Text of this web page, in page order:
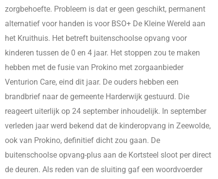
zorgbehoefte. Probleem is dat er geen geschikt, permanent
alternatief voor handen is voor BSO+ De Kleine Wereld aan
het Kruithuis. Het betreft buitenschoolse opvang voor
kinderen tussen de 0 en 4 jaar. Het stoppen zou te maken
hebben met de fusie van Prokino met zorgaanbieder
Venturion Care, eind dit jaar. De ouders hebben een
brandbrief naar de gemeente Harderwijk gestuurd. Die
reageert uiterlijk op 24 september inhoudelijk. In september
verleden jaar werd bekend dat de kinderopvang in Zeewolde,
ook van Prokino, definitief dicht zou gaan. De
buitenschoolse opvang-plus aan de Kortsteel sloot per direct
de deuren. Als reden van de sluiting gaf een woordvoerder